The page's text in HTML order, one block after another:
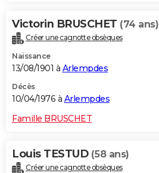
Victorin BRUSCHET (74 ans)
Créer une cagnotte obsèques
Naissance
13/08/1901 à Arlempdes
Décès
10/04/1976 à Arlempdes
Famille BRUSCHET
Louis TESTUD (58 ans)
Créer une cagnotte obsèques